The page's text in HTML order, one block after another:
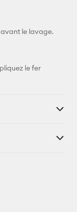
le lavage.
le fer